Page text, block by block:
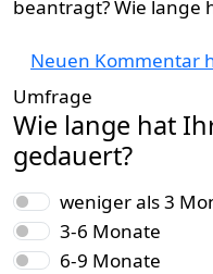
beantragt? Wie lange
Neuen Kommentar
Umfrage
Wie lange hat
gedauert?
weniger als 3
3-6 Monate
6-9 Monate